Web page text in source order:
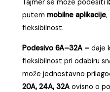
Tajmer se može podesiti
putemmobilne aplikacije,
fleksibilnost.
Podesivo 6A–32A –daje
fleksibilnost pri odabiru
može jednostavno
20A, 24A, 32Aovisno o